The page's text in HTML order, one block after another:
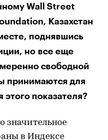
Wall Street
Казахстан
поднявшись
но все еще
свободной
принимаются для
показателя?
значительное
в Индексе